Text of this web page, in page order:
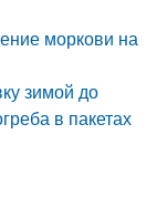
моркови на
зимой до
в пакетах